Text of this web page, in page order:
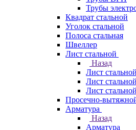
Трубы
Квадрат стальной
Уголок стальной
Полоса стальная
Швеллер
Лист стальной
Назад
Лист стальной
Лист
Лист
Просечно-
Арматура
Назад
Арматура